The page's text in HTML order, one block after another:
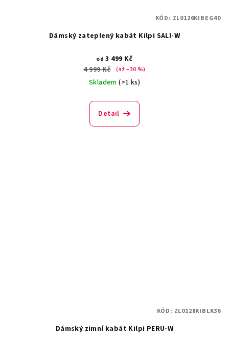
Dámský zateplený kabát Kilpi SALI-W
od 3 499 Kč
4 999 Kč
(až –30 %)
Skladem(>1 ks)
Detail
KÓD: ZL0126KIBEG40
Dámský zimní kabát Kilpi PERU-W
KÓD: ZL0128KIBLK36